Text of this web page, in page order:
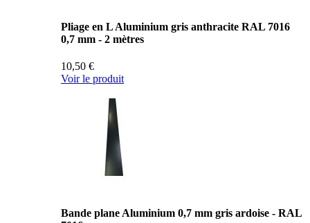
Pliage en L Aluminium gris anthracite RAL 7016
0,7 mm - 2 mètres
10,50 €
Voir le produit
Bande plane Aluminium 0,7 mm gris ardoise - RAL